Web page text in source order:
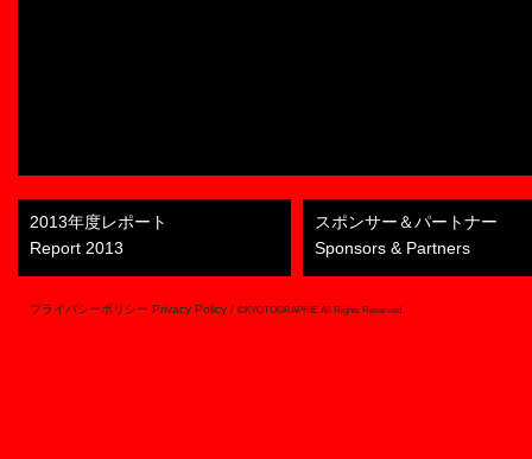
2013年度レポート
Report 2013
スポンサー＆パートナー
Sponsors & Partners
プライバシーポリシー Privacy Policy / ©KYOTOGRAPHIE All Rights Reserved.